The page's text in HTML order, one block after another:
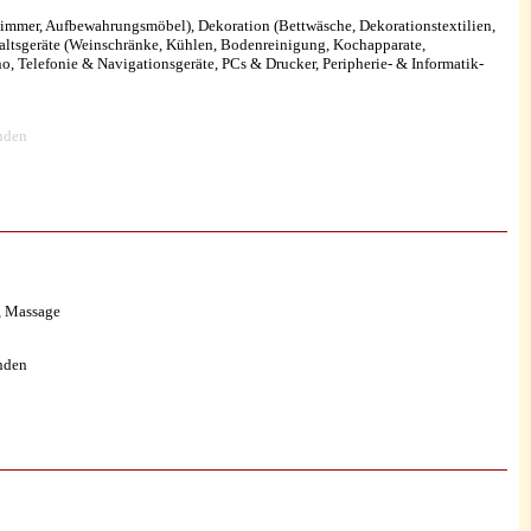
Aufbewahrungsmöbel), Dekoration (Bettwäsche, Dekorationstextilien,
(Weinschränke, Kühlen, Bodenreinigung, Kochapparate,
Telefonie & Navigationsgeräte, PCs & Drucker, Peripherie- & Informatik-